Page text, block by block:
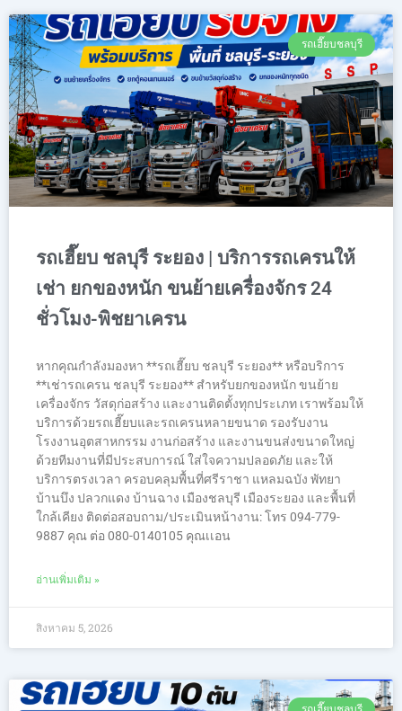
รถเฮี๊ยบชลบุรี
รถเฮี๊ยบ ชลบุรี ระยอง | บริการรถเครนให้
เช่า ยกของหนัก ขนย้ายเครื่องจักร 24
ชั่วโมง-พิชยาเครน
หากคุณกำลังมองหา **รถเฮี๊ยบ ชลบุรี ระยอง** หรือบริการ
**เช่ารถเครน ชลบุรี ระยอง** สำหรับยกของหนัก ขนย้าย
เครื่องจักร วัสดุก่อสร้าง และงานติดตั้งทุกประเภท เราพร้อมให้
บริการด้วยรถเฮี๊ยบและรถเครนหลายขนาด รองรับงาน
โรงงานอุตสาหกรรม งานก่อสร้าง และงานขนส่งขนาดใหญ่
ด้วยทีมงานที่มีประสบการณ์ ใส่ใจความปลอดภัย และให้
บริการตรงเวลา ครอบคลุมพื้นที่ศรีราชา แหลมฉบัง พัทยา
บ้านบึง ปลวกแดง บ้านฉาง เมืองชลบุรี เมืองระยอง และพื้นที่
ใกล้เคียง ติดต่อสอบถาม/ประเมินหน้างาน: โทร 094-779-
9887 คุณ ต่อ 080-0140105 คุณเเอน
อ่านเพิ่มเติม »
สิงหาคม 5, 2026